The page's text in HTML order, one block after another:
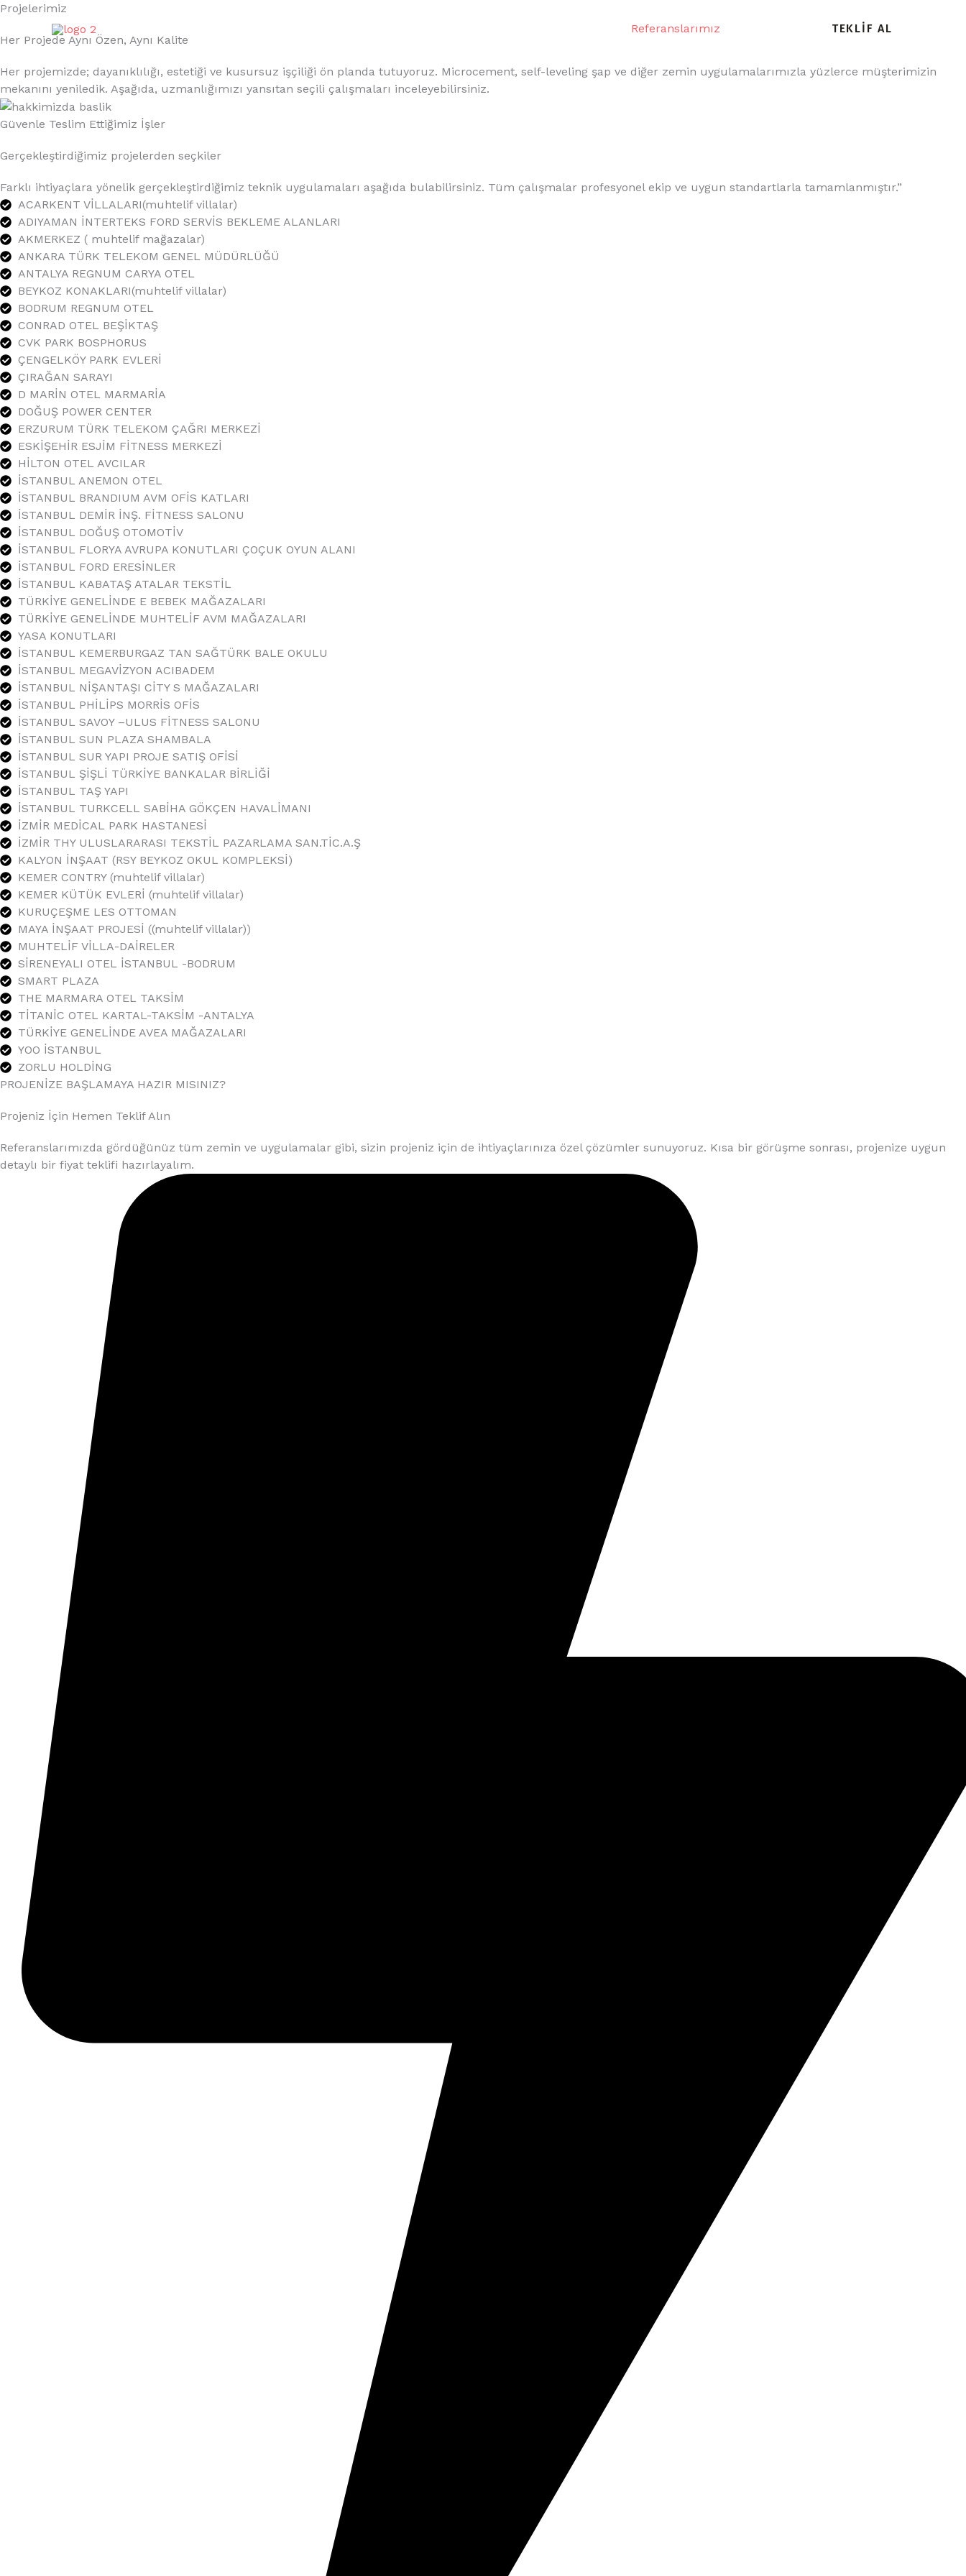
İçeriğe
Referanslarımız TEKLIF AL
Projelerimiz
Her Projede Aynı Özen, Aynı Kalite
Her projemizde; dayanıklılığı, estetiği ve kusursuz işçiliği ön planda tutuyoruz. Microcement, self-leveling şap ve diğer zemin uygulamalarımızla yüzlerce müşterimizin
mekanını yeniledik. Aşağıda, uzmanlığımızı yansıtan seçili çalışmaları inceleyebilirsiniz.
Güvenle Teslim Ettiğimiz İşler
Gerçekleştirdiğimiz projelerden seçkiler
Farklı ihtiyaçlara yönelik gerçekleştirdiğimiz teknik uygulamaları aşağıda bulabilirsiniz. Tüm çalışmalar profesyonel ekip ve uygun standartlarla tamamlanmıştır.”
ACARKENT VİLLALARI(muhtelif villalar)
ADIYAMAN İNTERTEKS FORD SERVİS BEKLEME ALANLARI
AKMERKEZ ( muhtelif mağazalar)
ANKARA TÜRK TELEKOM GENEL MÜDÜRLÜĞÜ
ANTALYA REGNUM CARYA OTEL
BEYKOZ KONAKLARI(muhtelif villalar)
BODRUM REGNUM OTEL
CONRAD OTEL BEŞİKTAŞ
CVK PARK BOSPHORUS
ÇENGELKÖY PARK EVLERİ
ÇIRAĞAN SARAYI
D MARİN OTEL MARMARİA
DOĞUŞ POWER CENTER
ERZURUM TÜRK TELEKOM ÇAĞRI MERKEZİ
ESKİŞEHİR ESJİM FİTNESS MERKEZİ
HİLTON OTEL AVCILAR
İSTANBUL ANEMON OTEL
İSTANBUL BRANDIUM AVM OFİS KATLARI
İSTANBUL DEMİR İNŞ. FİTNESS SALONU
İSTANBUL DOĞUŞ OTOMOTİV
İSTANBUL FLORYA AVRUPA KONUTLARI ÇOÇUK OYUN ALANI
İSTANBUL FORD ERESİNLER
İSTANBUL KABATAŞ ATALAR TEKSTİL
TÜRKİYE GENELİNDE E BEBEK MAĞAZALARI
TÜRKİYE GENELİNDE MUHTELİF AVM MAĞAZALARI
YASA KONUTLARI
İSTANBUL KEMERBURGAZ TAN SAĞTÜRK BALE OKULU
İSTANBUL MEGAVİZYON ACIBADEM
İSTANBUL NİŞANTAŞI CİTY S MAĞAZALARI
İSTANBUL PHİLİPS MORRİS OFİS
İSTANBUL SAVOY –ULUS FİTNESS SALONU
İSTANBUL SUN PLAZA SHAMBALA
İSTANBUL SUR YAPI PROJE SATIŞ OFİSİ
İSTANBUL ŞİŞLİ TÜRKİYE BANKALAR BİRLİĞİ
İSTANBUL TAŞ YAPI
İSTANBUL TURKCELL SABİHA GÖKÇEN HAVALİMANI
İZMİR MEDİCAL PARK HASTANESİ
İZMİR THY ULUSLARARASI TEKSTİL PAZARLAMA SAN.TİC.A.Ş
KALYON İNŞAAT (RSY BEYKOZ OKUL KOMPLEKSİ)
KEMER CONTRY (muhtelif villalar)
KEMER KÜTÜK EVLERİ (muhtelif villalar)
KURUÇEŞME LES OTTOMAN
MAYA İNŞAAT PROJESİ ((muhtelif villalar))
MUHTELİF VİLLA-DAİRELER
SİRENEYALI OTEL İSTANBUL -BODRUM
SMART PLAZA
THE MARMARA OTEL TAKSİM
TİTANİC OTEL KARTAL-TAKSİM -ANTALYA
TÜRKİYE GENELİNDE AVEA MAĞAZALARI
YOO İSTANBUL
ZORLU HOLDİNG
PROJENİZE BAŞLAMAYA HAZIR MISINIZ?
Projeniz İçin Hemen Teklif Alın
Referanslarımızda gördüğünüz tüm zemin ve uygulamalar gibi, sizin projeniz için de ihtiyaçlarınıza özel çözümler sunuyoruz. Kısa bir görüşme sonrası, projenize uygun
detaylı bir fiyat teklifi hazırlayalım.